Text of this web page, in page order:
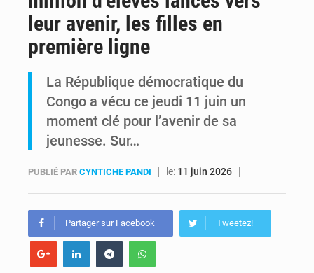
leur avenir, les filles en
première ligne
La République démocratique du
Congo a vécu ce jeudi 11 juin un
moment clé pour l’avenir de sa
jeunesse. Sur…
PUBLIÉ PAR CYNTICHE PANDI le: 11 juin 2026
Partager sur Facebook Tweetez!